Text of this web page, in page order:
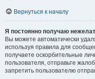
Вернуться к началу
Я постоянно получаю
Вы можете автоматически
используя правила для
получаете оскорбительные
пользователя, отправьте
запретить пользователю